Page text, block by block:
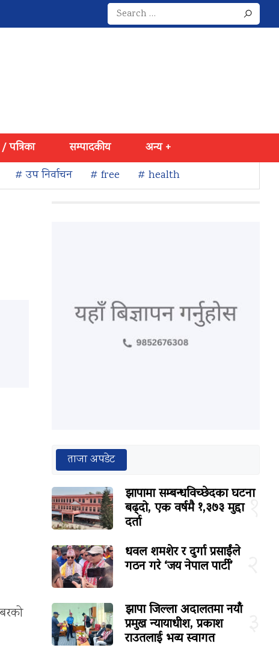
Search
for:
पत्रिका सम्पादकीय
अन्य +
# उप निर्वाचन # free # health
ताजा अपडेट
१
झापामा सम्बन्धविच्छेदका घटना
बढ्दो, एक वर्षमै १,३७३ मुद्दा
दर्ता
धवल शमशेर र दुर्गा प्रसाईंले
गठन गरे ‘जय नेपाल पार्टी’
झापा जिल्ला अदालतमा नयाँ
प्रमुख न्यायाधीश, प्रकाश
राउतलाई भव्य स्वागत